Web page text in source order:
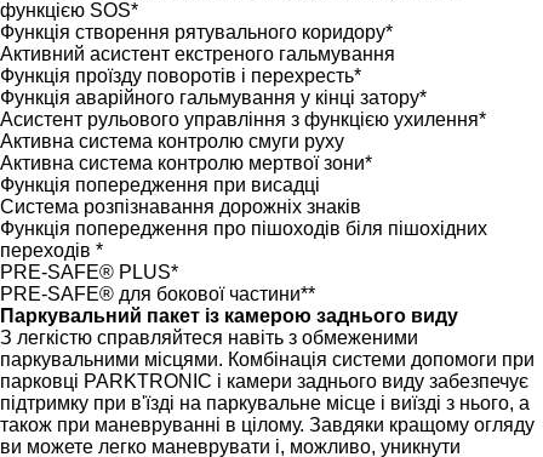
функцією SOS*
Функція створення рятувального коридору*
Активний асистент екстреного гальмування
Функція проїзду поворотів і перехресть*
Функція аварійного гальмування у кінці затору*
Асистент рульового управління з функцією ухилення*
Активна система контролю смуги руху
Активна система контролю мертвої зони*
Функція попередження при висадці
Система розпізнавання дорожніх знаків
Функція попередження про пішоходів біля пішохідних
переходів *
PRE-SAFE® PLUS*
PRE-SAFE® для бокової частини**
Паркувальний пакет із камерою заднього виду
З легкістю справляйтеся навіть з обмеженими
паркувальними місцями. Комбінація системи допомоги при
парковці PARKTRONIC і камери заднього виду забезпечує
підтримку при в'їзді на паркувальне місце і виїзді з нього, а
також при маневруванні в цілому. Завдяки кращому огляду
ви можете легко маневрувати і, можливо, уникнути